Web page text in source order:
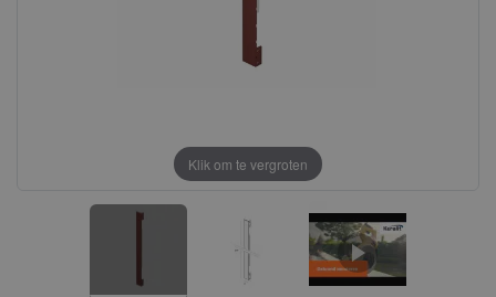
Klik om te vergroten